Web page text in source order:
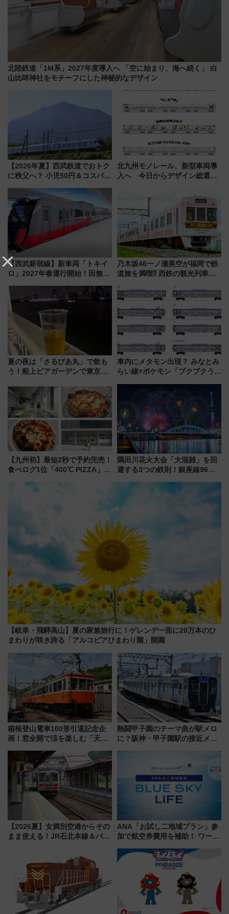
北陸鉄道「1M系」2027年度導入へ 「空に始まり、海へ続く」 白
山比咩神社をモチーフにした神秘的なデザイン
【2026年夏】西武鉄道でおトク
に秩父へ？ 小児50円＆コスパ最
族旅行！ 深夜の正丸トンネル探
検や特急ラビューも
北九州モノレール、新型車両導
入へ 今日からデザイン総選挙
【西武新宿線】新車両「トキイ
ロ」2027年春運行開始！田無・
「第2弾」も
乃木坂46一ノ瀬美空が福岡で鉄
道旅を満喫⁈ 西鉄の観光列車
CHIKUGO」で巡る福岡･太宰
府･柳川の旅！YouTubeが公開
に
夏の夜は「さるびあ丸」で飲も
う！船上ビアガーデンで東京湾
杯……工場直送生ビールや島グ
ルメが美味い
車内にメタモン出現？ みなとみ
らい線×ポケモン「ブクブクうみ
行開始に！ この夏は直通列車で
横浜へ！
【九州初】最短2秒で予約完売！
食べログ1位「400℃ PIZZA」が
プン。もつ鍋風など限定メニュ
隅田川花火大会「大混雑」を回
避する3つの鉄則！銀座線96本
ツリー駅の規制まとめ 7/25開催
【岐阜・飛騨高山】夏の家族旅行に！ゲレンデ一面に20万本のひ
まわりが咲き誇る「アルコピアひまわり園」開園
箱根登山電車100形引退記念企
画！窓全開で涼を楽しむ「天然
熱闘甲子園のテーマ曲が駅メロ
に？阪神・甲子園駅の接近メロ
谷実アレンジの特別仕様へ、8月
5日始発から
【2026夏】女満別空港からその
まま使える！JR石北本線＆バス
ーパス」でおトクに道東観光
（8/3発売）
ANA「お試し二地域プラン」参
加で航空券費用を補助！ ワーケ
治体は？ 2026年は対象のエリア
が拡大！